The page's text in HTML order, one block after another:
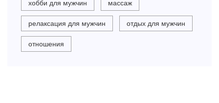
хобби для мужчин массаж
релаксация для мужчин отдых для мужчин
отношения